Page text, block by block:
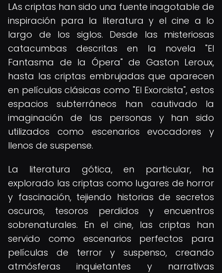
LAs criptas han sido una fuente inagotable de
inspiración para la literatura y el cine a lo
largo de los siglos. Desde las misteriosas
catacumbas descritas en la novela "El
Fantasma de la Ópera" de Gaston Leroux,
hasta las criptas embrujadas que aparecen
en películas clásicas como "El Exorcista", estos
espacios subterráneos han cautivado la
imaginación de las personas y han sido
utilizados como escenarios evocadores y
llenos de suspense.
La literatura gótica, en particular, ha
explorado las criptas como lugares de horror
y fascinación, tejiendo historias de secretos
oscuros, tesoros perdidos y encuentros
sobrenaturales. En el cine, las criptas han
servido como escenarios perfectos para
películas de terror y suspenso, creando
atmósferas inquietantes y narrativas